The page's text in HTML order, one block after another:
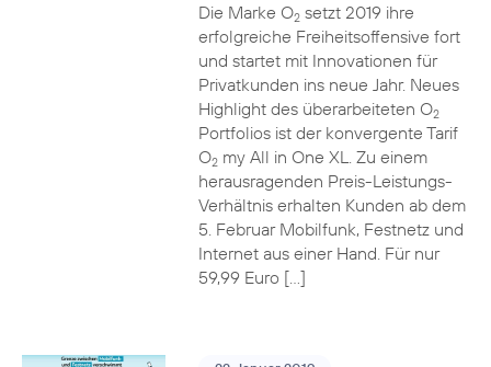
Die Marke O2setzt 2019 ihre
erfolgreiche Freiheitsoffensive fort
und startet mit Innovationen für
Privatkunden ins neue Jahr. Neues
Highlight des überarbeiteten O2
Portfolios ist der konvergente Tarif
O2my All in One XL. Zu einem
herausragenden Preis-Leistungs-
Verhältnis erhalten Kunden ab dem
5. Februar Mobilfunk, Festnetz und
Internet aus einer Hand. Für nur
59,99 Euro […]